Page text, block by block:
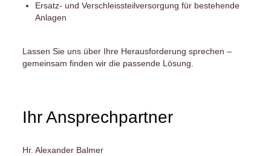
Ersatz- und Verschleissteilversorgung für bestehende
Anlagen
Lassen Sie uns über Ihre Herausforderung sprechen –
gemeinsam finden wir die passende Lösung.
Ihr Ansprechpartner
Hr. Alexander Balmer